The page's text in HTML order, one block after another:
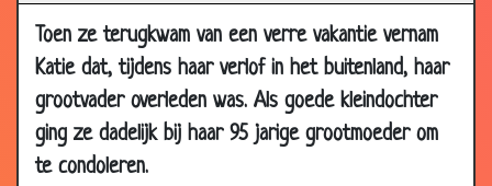
Toen ze terugkwam van een verre vakantie vernam
Katie dat, tijdens haar verlof in het buitenland, haar
grootvader overleden was. Als goede kleindochter
ging ze dadelijk bij haar 95 jarige grootmoeder om
te condoleren.
09 Apr
2009
Vroeg telefoontje
02 Apr 2009 Avondje stappen
3.59
31 Mar
2009
Paardrijden